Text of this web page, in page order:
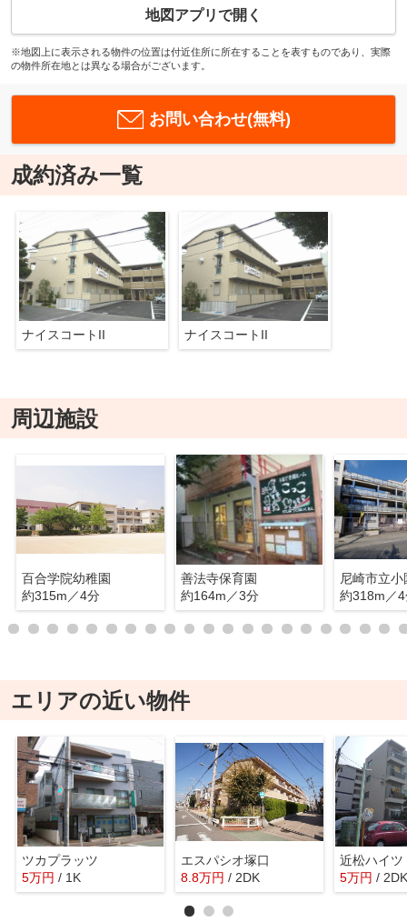
地図アプリで開く
※地図上に表示される物件の位置は付近住所に所在することを表すものであり、実際
の物件所在地とは異なる場合がございます。
お問い合わせ(無料)
成約済み一覧
ナイスコートII ナイスコートII
周辺施設
百合学院幼稚園
約315m／4分
善法寺保育園
約164m／3分
尼崎市立
約318m／
エリアの近い物件
ツカプラッツ
5万円 / 1K
エスパシオ塚口
8.8万円 / 2DK
近松ハイツ
5万円 / 2DK